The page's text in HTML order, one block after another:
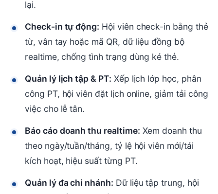
lại.
Check-in tự động: Hội viên check-in bằng thẻ
từ, vân tay hoặc mã QR, dữ liệu đồng bộ
realtime, chống tình trạng dùng ké thẻ.
Quản lý lịch tập & PT: Xếp lịch lớp học, phân
công PT, hội viên đặt lịch online, giảm tải công
việc cho lễ tân.
Báo cáo doanh thu realtime: Xem doanh thu
theo ngày/tuần/tháng, tỷ lệ hội viên mới/tái
kích hoạt, hiệu suất từng PT.
Quản lý đa chi nhánh: Dữ liệu tập trung, hội